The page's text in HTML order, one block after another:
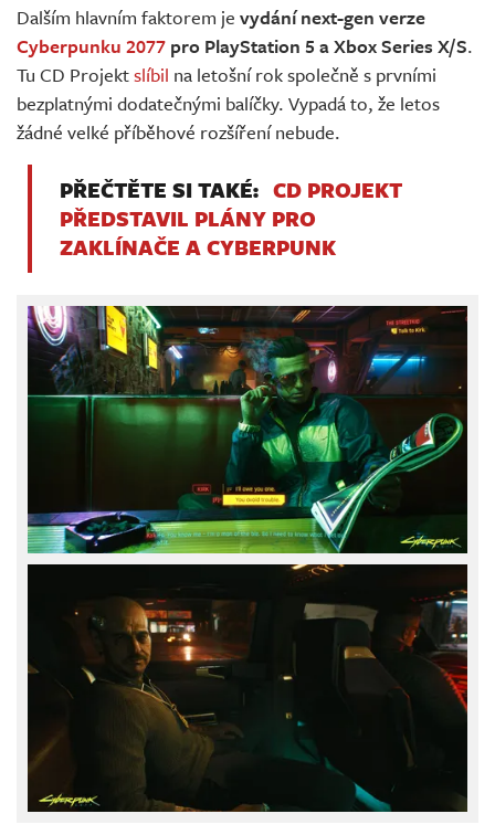
Dalším hlavním faktorem je vydání next-gen verze
Cyberpunku 2077 pro PlayStation 5 a Xbox Series X/S.
Tu CD Projektslíbil na letošní rok společně s prvními
bezplatnými dodatečnými balíčky. Vypadá to, že letos
žádné velké příběhové rozšíření nebude.
PŘEČTĚTE SI TAKÉ: CD PROJEKT
PŘEDSTAVIL PLÁNY PRO
ZAKLÍNAČE A CYBERPUNK